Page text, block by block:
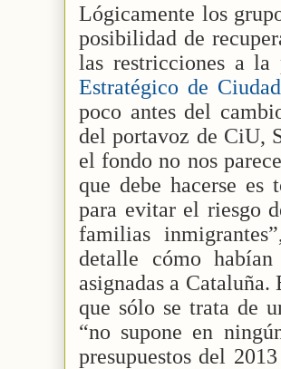
Lógicamente los
posibilidad de
las restricciones a
Estratégico de
poco antes del
del portavoz de CiU,
el fondo no nos
que debe hacerse
para evitar el riesgo
familias
detalle cómo
asignadas a
que sólo se trata de
“no supone en
presupuestos del